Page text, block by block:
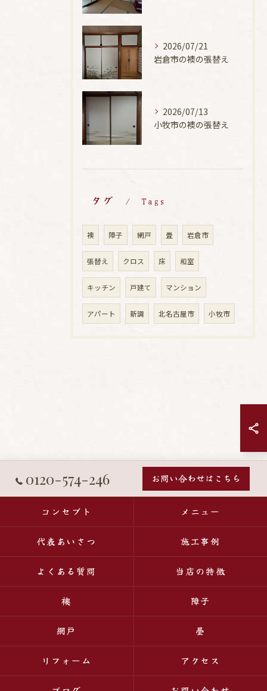
2026/07/21
岩倉市の襖の張替え
2026/07/13
小牧市の襖の張替え
タグ Tags
襖 障子 網戸 畳 岩倉市
張替え クロス 床 和室
キッチン 戸建て マンション
アパート 新調 北名古屋市 小牧市
0120-574-246 お問い合わせはこちら
コンセプト メニュー
代表あいさつ 施工事例
よくある質問 当店の特徴
襖 障子
網戸 畳
リフォーム アクセス